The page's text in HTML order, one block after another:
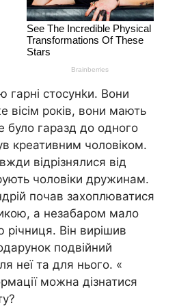
гарні стосунkи. Вони
вісім років, вони мають
було гаразд до одного
креативним чоловіком.
відрізнялися від
чоловіки дружинам.
почав захоплюватися
а незабаром мало
річниця. Він вирішив
подвійний
неї та для нього. «
можна дізнатися